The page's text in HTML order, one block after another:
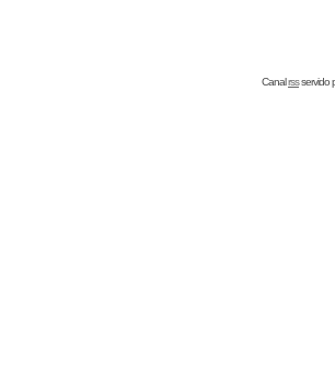
Canalrssservido